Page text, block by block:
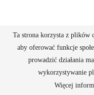
Natomiast Chińczycy
cele są bardzo czytelne.
Po drugie, żeby nie było
Ta strona korzysta z plików
aby oferować funkcje
prowadzić działania
wykorzystywanie
Więcej